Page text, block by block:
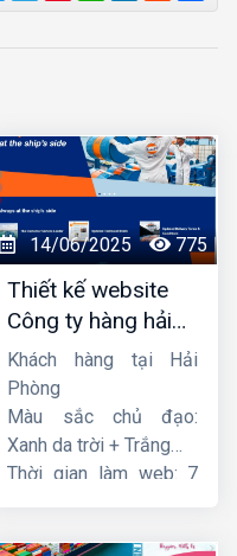
14/06/2025 775
Thiết kế website
Công ty hàng hải
liên minh
Khách hàng tại Hải
Phòng
Màu sắc chủ đạo:
Xanh da trời + Trắng
Thời gian làm web: 7